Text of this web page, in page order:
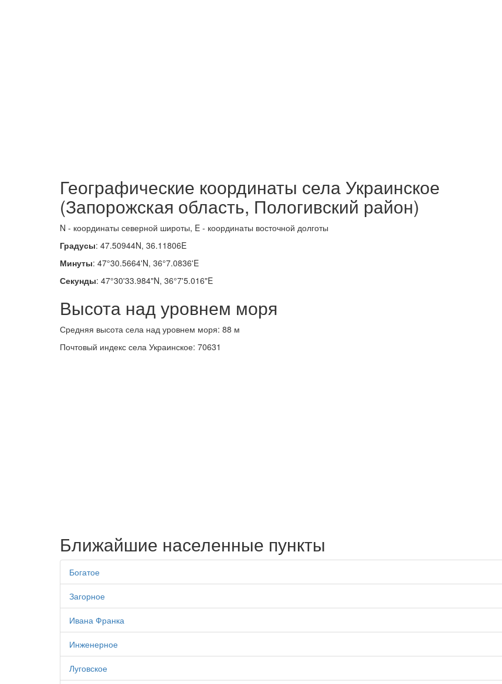
Географические координаты села Украинское
(Запорожская область, Пологивский район)
N - координаты северной широты, E - координаты восточной долготы
Градусы: 47.50944N, 36.11806E
Минуты: 47°30.5664'N, 36°7.0836'E
Секунды: 47°30'33.984"N, 36°7'5.016"E
Высота над уровнем моря
Средняя высота села над уровнем моря: 88 м
Почтовый индекс села Украинское: 70631
Ближайшие населенные пункты
Богатое
Загорное
Ивана Франка
Инженерное
Луговское